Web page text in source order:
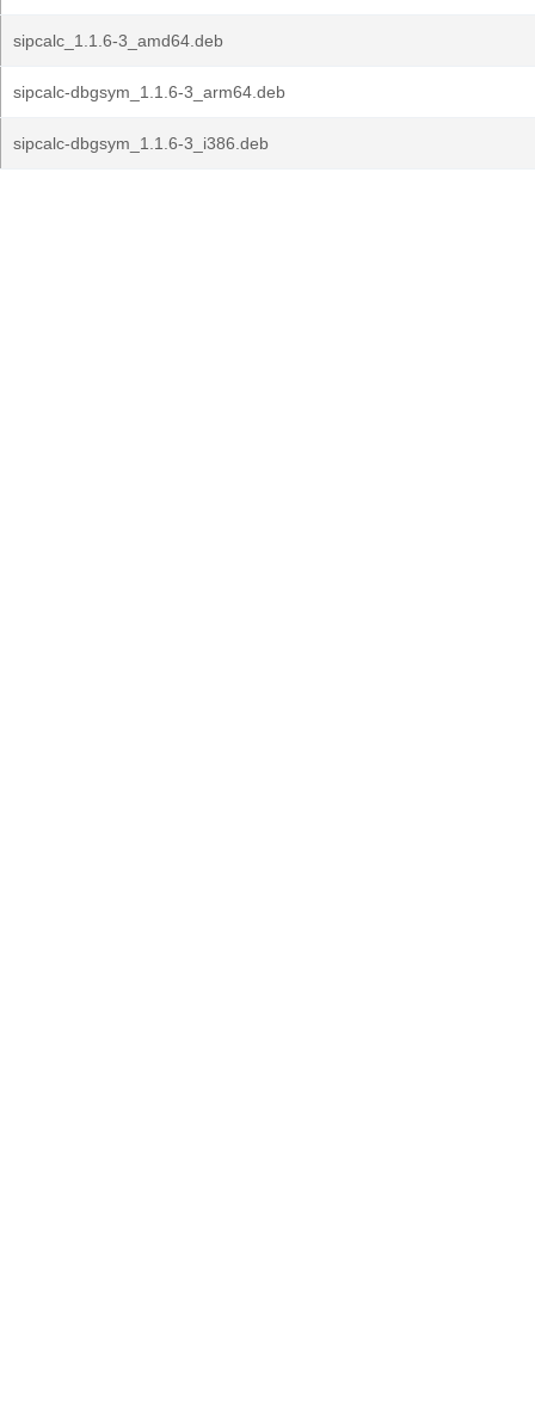
sipcalc_1.1.6-3_amd64.deb
sipcalc-dbgsym_1.1.6-3_arm64.deb
sipcalc-dbgsym_1.1.6-3_i386.deb